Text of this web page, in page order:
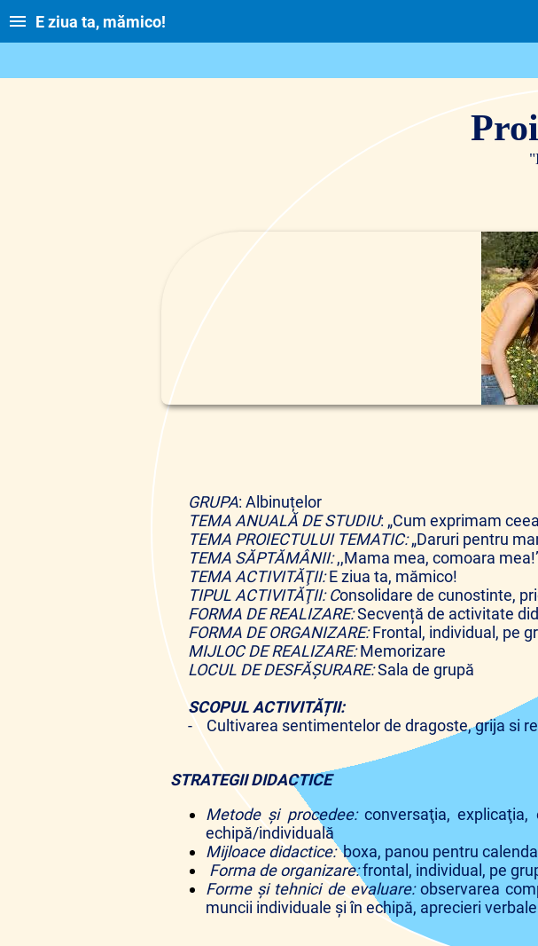
E ziua ta, mămico!
GRUPA: Albinuțelor
TEMA ANUALĂ DE STUDIU: „Cum exprimam
TEMA PROIECTULUI TEMATIC:„Daruri pentru
TEMA SĂPTĂMÂNII:,,Mama mea, comoara
TEMA ACTIVITĂŢII:E ziua ta, mămico!
TIPUL ACTIVITĂŢII: Consolidare de cunostinte,
FORMA DE REALIZARE:Secvență de activitate
FORMA DE ORGANIZARE:Frontal, individual, pe
MIJLOC DE REALIZARE:Memorizare
LOCUL DE DESFĂȘURARE:Sala de grupă
SCOPUL ACTIVITĂȚII:
- Cultivarea sentimentelor de dragoste, grija si
STRATEGII DIDACTICE
Metode şi procedee:conversaţia,
echipă/individuală
Mijloace didactice:boxa, panou pentru
Forma de organizare:frontal, individual, pe
Forme și tehnici de evaluare:observarea
muncii individuale și în echipă, aprecieri verbale